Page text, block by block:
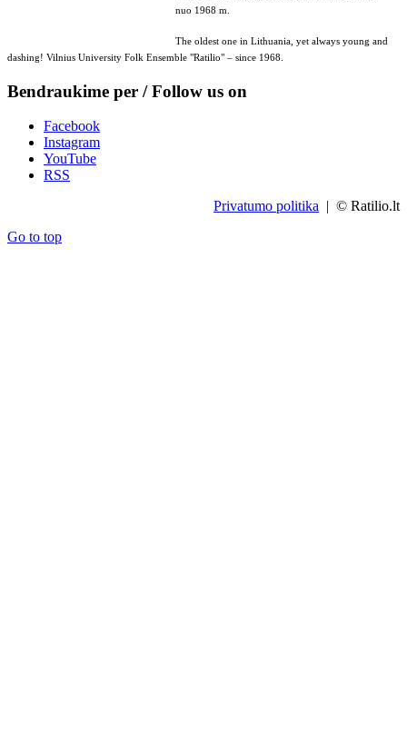
nuo 1968 m.
The oldest one in Lithuania, yet always young and
dashing! Vilnius University Folk Ensemble "Ratilio" – since 1968.
Bendraukime per / Follow us on
Facebook
Instagram
YouTube
RSS
Privatumo politika | © Ratilio.lt
Go to top